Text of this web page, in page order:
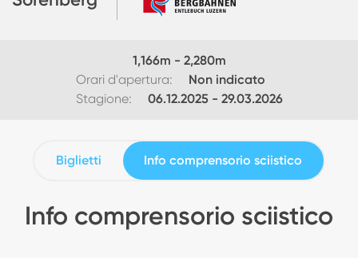
1,166m - 2,280m
Orari d'apertura:
Non indicato
Stagione:
06.12.2025- 29.03.2026
Info comprensorio sciistico
Biglietti Info comprensorio sciistico